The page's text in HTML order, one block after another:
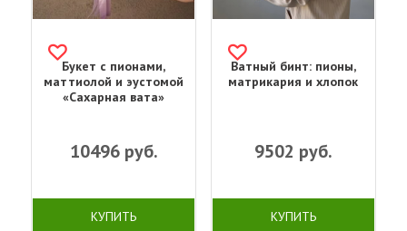
Букет с пионами,
маттиолой и эустомой
«Сахарная вата»
10496руб.
КУПИТЬ
Ватный бинт: пионы,
матрикария и хлопок
9502 руб.
КУПИТЬ